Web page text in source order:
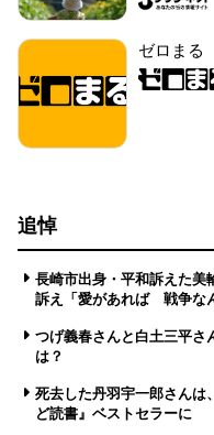
ゼロまる
追悼
長崎市出身・平和訴えた
訴え「愛があれば 戦争な
つげ義春さんと白土三平
は？
死去した丹羽宇一郎さん
ど読書』ベストセラーに